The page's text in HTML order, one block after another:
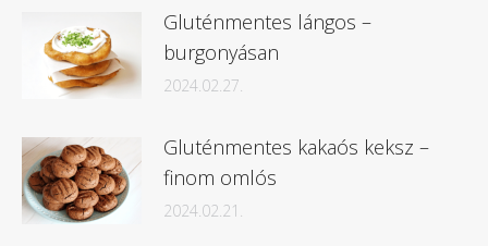
Gluténmentes lángos –
burgonyásan
2024.02.27.
Gluténmentes kakaós keksz –
finom omlós
2024.02.21.